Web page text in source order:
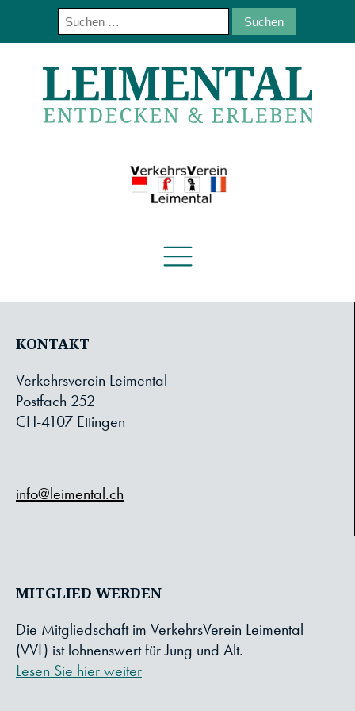
Suchen
nach:
KONTAKT
Verkehrsverein Leimental
Postfach 252
CH-4107 Ettingen
info@leimental.ch
MITGLIED WERDEN
Die Mitgliedschaft im VerkehrsVerein Leimental
(VVL) ist lohnenswert für Jung und Alt.
Lesen Sie hier weiter